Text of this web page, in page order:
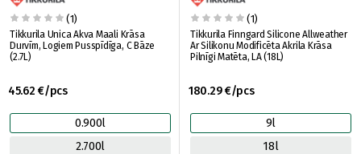
(1)
Tikkurila Unica Akva Maali Krāsa
Durvīm, Logiem Pusspīdīga, C Bāze
(2.7L)
45.62 €/pcs
0.900l
2.700l
(1)
Tikkurila Finngard Silicone Allweather
Ar Silikonu Modificēta Akrila Krāsa
Pilnīgi Matēta, LA (18L)
180.29 €/pcs
9l
18l